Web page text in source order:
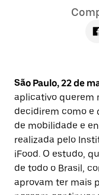
São Paulo,22de
aplicativo querem
decidirem como e
de mobilidade e
realizada pelo
iFood. O estudo,
de todo o Brasil,
aprovam ter mais